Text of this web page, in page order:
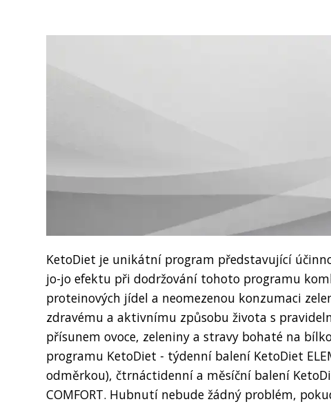
KetoDiet je unikátní program představující
jo-jo efektu při dodržování tohoto programu
proteinových jídel a neomezenou konzumaci
zdravému a aktivnímu způsobu života s
přísunem ovoce, zeleniny a stravy bohaté na
programu KetoDiet - týdenní balení KetoDiet
odměrkou), čtrnáctidenní a měsíční balení
COMFORT. Hubnutí nebude žádný problém,